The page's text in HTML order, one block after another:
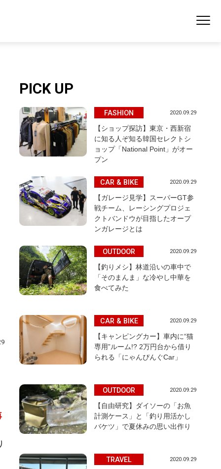
PICK UP
FASHION 2020.09.29
【ショップ探訪】東京・西新宿
に知る人ぞ知る韓国セレクトシ
ョップ「National Point」がオー
プン
CAR & BIKE 2020.09.29
【ガレージ見学】スーパーGT参
戦チーム、レーシングプロジェ
クトバンドウが目指したオープ
ンガレージとは
OUTDOOR 2020.09.29
【釣りメシ】林道沿いの車中で
「そのまんま」な冷やし中華を
食べてみた
CAR & BIKE 2020.09.29
【キャンピングカー】車内に“猫
専用”ルーム!? 2万円台から借り
られる「にゃんぴんぐCar」
OUTDOOR 2020.09.29
【自由研究】ダイソーの「お魚
計測ケース」と「釣り用活かし
バケツ」で夏休みの思い出作り
TRAVEL 2020.09.29